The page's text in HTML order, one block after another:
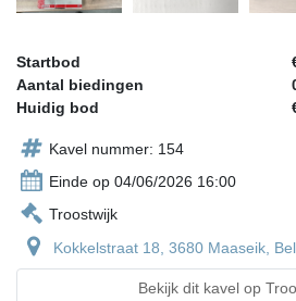
Startbod
Aantal biedingen
Huidig bod
Kavel nummer: 154
Einde op 04/06/2026 16:00
Troostwijk
Kokkelstraat 18, 3680 Maaseik,
Bekijk dit kavel op